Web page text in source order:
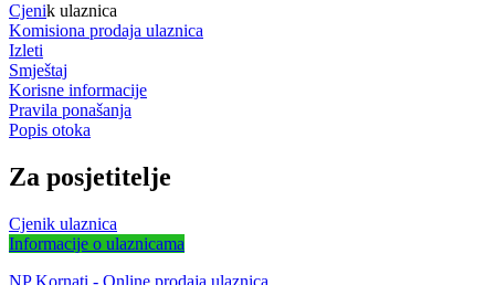
Cjenik ulaznica
Komisiona prodaja ulaznica
Izleti
Smještaj
Korisne informacije
Pravila ponašanja
Popis otoka
Za posjetitelje
Cjenik ulaznica
Informacije o ulaznicama